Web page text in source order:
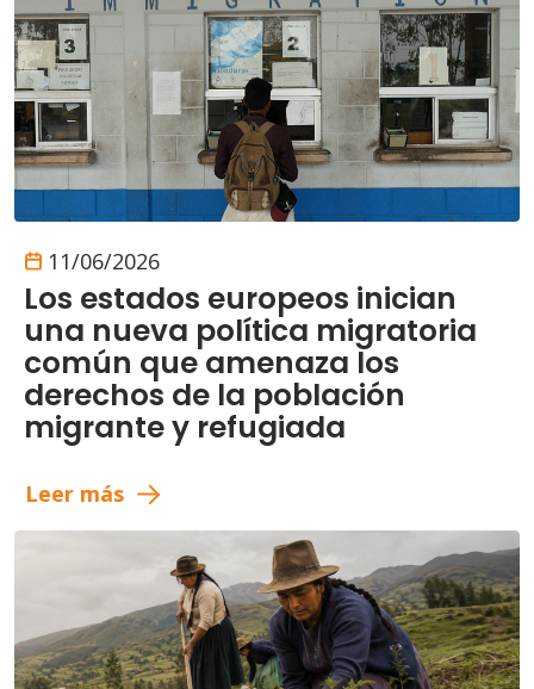
11/06/2026
Los estados europeos inician
una nueva política migratoria
común que amenaza los
derechos de la población
migrante y refugiada
Leer más